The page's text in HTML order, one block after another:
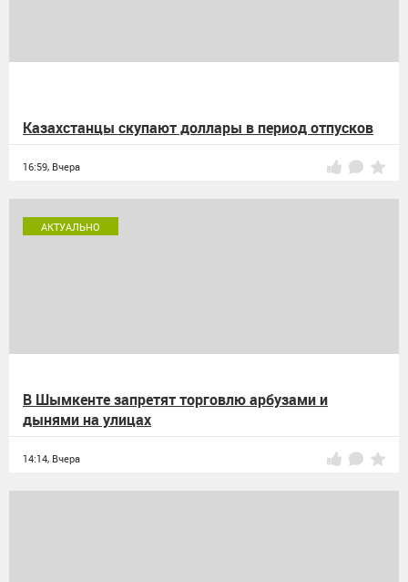
Казахстанцы скупают доллары в период отпусков
16:59, Вчера
АКТУАЛЬНО
В Шымкенте запретят торговлю арбузами и
дынями на улицах
14:14, Вчера